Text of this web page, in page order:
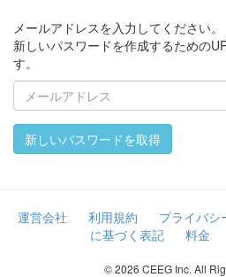
メールアドレスを入力してください。
新しいパスワードを作成するための
す。
メ
ー
ル
ド
新しいパスワードを取得
運営会社 利用規約 プライバシ
に基づく表記
料金
© 2026 CEEG Inc. All